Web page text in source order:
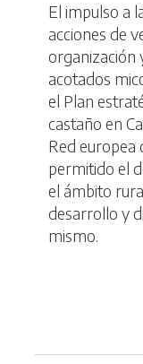
El impulso a
acciones de
organización
acotados
el Plan
castaño en
Red europea
permitido el
el ámbito
desarrollo y
mismo.